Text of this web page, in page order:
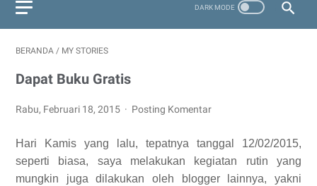
BERANDA / MY STORIES
Dapat Buku Gratis
Rabu, Februari 18, 2015 Posting Komentar
Hari Kamis yang lalu, tepatnya tanggal 12/02/2015,
seperti biasa, saya melakukan kegiatan rutin yang
mungkin juga dilakukan oleh blogger lainnya, yakni